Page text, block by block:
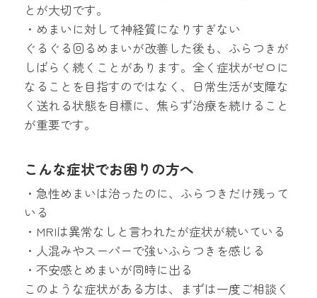
とが大切です。
・めまいに対して神経質になりすぎない
ぐるぐる回るめまいが改善した後も、ふらつきが
しばらく続くことがあります。全く症状がゼロに
なることを目指すのではなく、日常生活が支障な
く送れる状態を目標に、焦らず治療を続けること
が重要です。
こんな症状でお困りの方へ
・急性めまいは治ったのに、ふらつきだけ残って
いる
・MRIは異常なしと言われたが症状が続いている
・人混みやスーパーで強いふらつきを感じる
・不安感とめまいが同時に出る
このような症状がある方は、まずは一度ご相談く